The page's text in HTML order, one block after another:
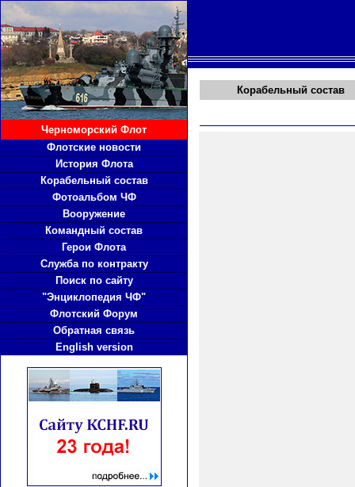
Черноморский Флот
Флотские новости
История Флота
Корабельный состав
Фотоальбом ЧФ
Вооружение
Командный состав
Герои Флота
Служба по контракту
Поиск по сайту
"Энциклопедия ЧФ"
Флотский Форум
Обратная связь
English version
Корабельный состав